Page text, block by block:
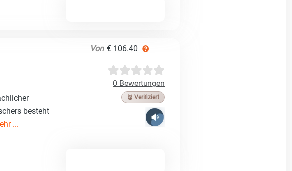
Von € 106.40
0 Bewertungen
🥉 Verifiziert
besteht
...